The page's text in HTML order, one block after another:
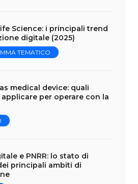
Science: i principali trend
digitale (2025)
TEMATICO
medical device: quali
per operare con la
e PNRR: lo stato di
principali ambiti di